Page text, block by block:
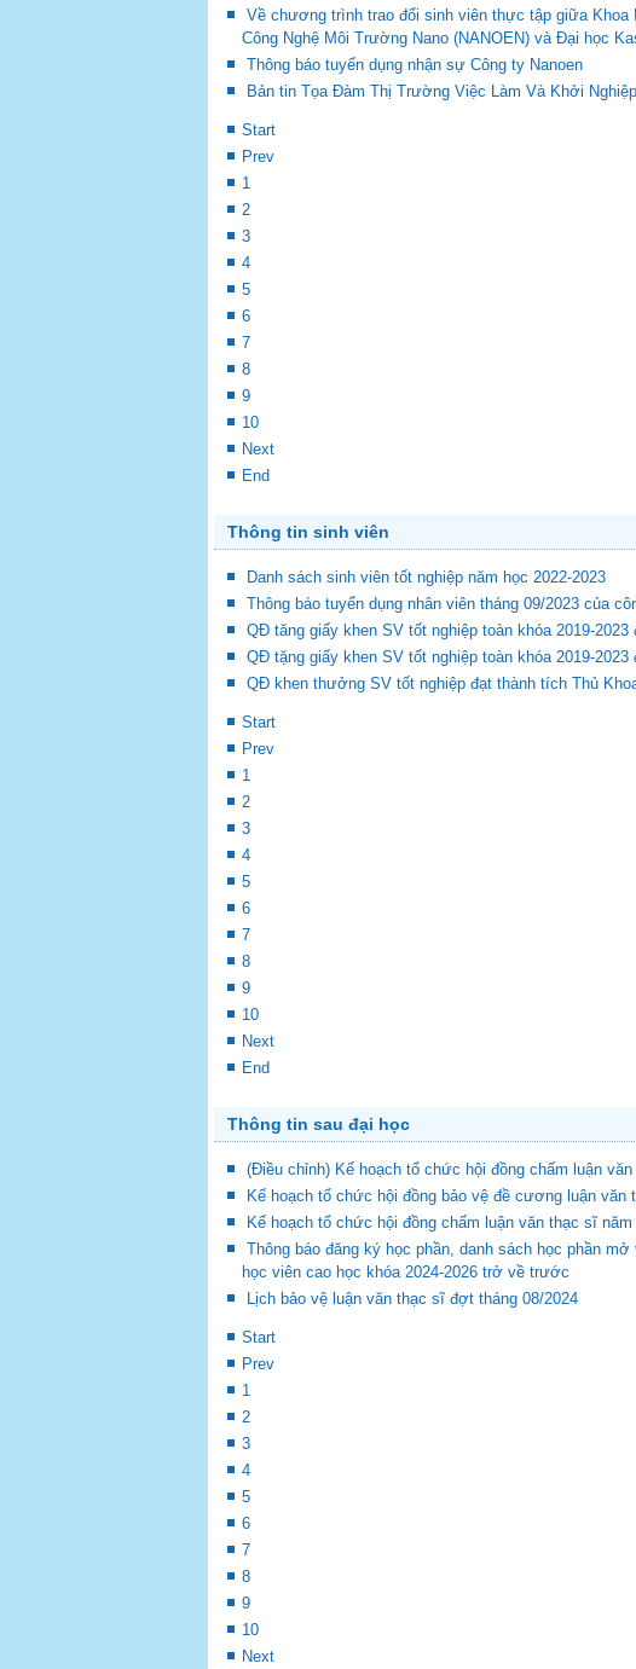
Về chương trình trao đổi sinh viên thực tập giữa
Công Nghệ Môi Trường Nano (NANOEN) và Đại học
Thông báo tuyển dụng nhận sự Công ty Nanoen
Bản tin Tọa Đàm Thị Trường Việc Làm Và Khởi
Start
Prev
1
2
3
4
5
6
7
8
9
10
Next
End
Thông tin sinh viên
Danh sách sinh viên tốt nghiệp năm học 2022-2023
Thông báo tuyển dụng nhân viên tháng 09/2023 của
QĐ tăng giấy khen SV tốt nghiệp toàn khóa 2019-
QĐ tặng giấy khen SV tốt nghiệp toàn khóa 2019-
QĐ khen thưởng SV tốt nghiệp đạt thành tích Thủ
Start
Prev
1
2
3
4
5
6
7
8
9
10
Next
End
Thông tin sau đại học
(Điều chỉnh) Kế hoạch tổ chức hội đồng chấm luận
Kế hoạch tổ chức hội đồng bảo vệ đề cương luận văn
Kế hoạch tổ chức hội đồng chấm luận văn thạc sĩ năm
Thông báo đăng ký học phần, danh sách học phần
học viên cao học khóa 2024-2026 trở về trước
Lịch bảo vệ luận văn thạc sĩ đợt tháng 08/2024
Start
Prev
1
2
3
4
5
6
7
8
9
10
Next